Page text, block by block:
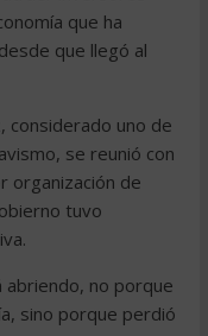
que ha
que llegó al
considerado uno de
se reunió con
organización de
tuvo
abriendo, no porque
sino porque perdió